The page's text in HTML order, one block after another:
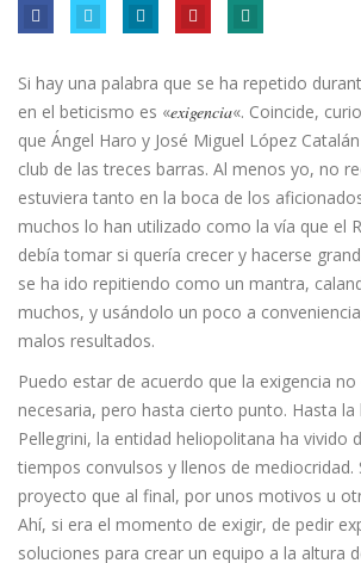
Si hay una palabra que se ha repetido
en el beticismo es «exigencia«. Coincide,
que Ángel Haro y José Miguel López
club de las treces barras. Al menos yo, no
estuviera tanto en la boca de los
muchos lo han utilizado como la vía que el
debía tomar si quería crecer y hacerse
se ha ido repitiendo como un mantra,
muchos, y usándolo un poco a
malos resultados.
Puedo estar de acuerdo que la exigencia no
necesaria, pero hasta cierto punto. Hasta la
Pellegrini, la entidad heliopolitana ha vivido
tiempos convulsos y llenos de mediocridad.
proyecto que al final, por unos motivos u
Ahí, si era el momento de exigir, de pedir
soluciones para crear un equipo a la altura